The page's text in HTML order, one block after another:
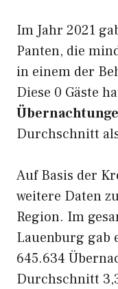
Im Jahr 2021
Panten, die
in einem der
Diese 0 Gäste
Durchschnitt
Auf Basis der
weitere Daten
Region. Im
Lauenburg gab
645.634
Durchschnitt